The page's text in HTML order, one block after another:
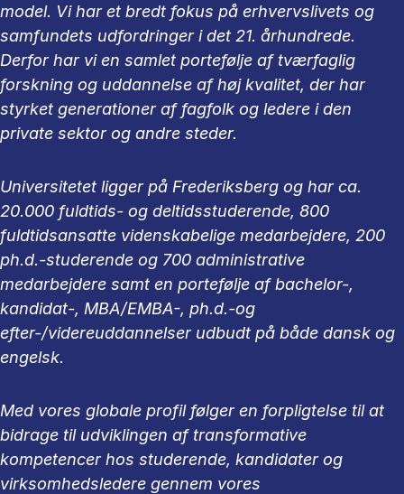
model. Vi har et bredt fokus på erhvervslivets og
samfundets udfordringer i det 21. århundrede.
Derfor har vi en samlet portefølje af tværfaglig
forskning og uddannelse af høj kvalitet, der har
styrket generationer af fagfolk og ledere i den
private sektor og andre steder.
Universitetet ligger på Frederiksberg og har ca.
20.000 fuldtids- og deltidsstuderende, 800
fuldtidsansatte videnskabelige medarbejdere, 200
ph.d.-studerende og 700 administrative
medarbejdere samt en portefølje af bachelor-,
kandidat-, MBA/EMBA-, ph.d.-og
efter-/videreuddannelser udbudt på både dansk og
engelsk.
Med vores globale profil følger en forpligtelse til at
bidrage til udviklingen af transformative
kompetencer hos studerende, kandidater og
virksomhedsledere gennem vores